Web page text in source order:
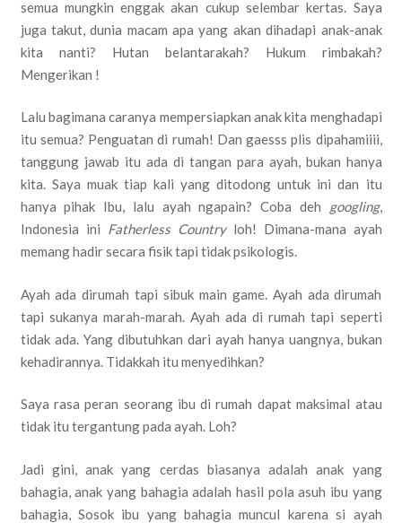
semua mungkin enggak akan cukup selembar kertas. Saya
juga takut, dunia macam apa yang akan dihadapi anak-anak
kita nanti? Hutan belantarakah? Hukum rimbakah?
Mengerikan !
Lalu bagimana caranya mempersiapkan anak kita menghadapi
itu semua? Penguatan di rumah! Dan gaesss plis dipahamiiii,
tanggung jawab itu ada di tangan para ayah, bukan hanya
kita. Saya muak tiap kali yang ditodong untuk ini dan itu
hanya pihak Ibu, lalu ayah ngapain? Coba deh googling,
Indonesia ini Fatherless Countryloh! Dimana-mana ayah
memang hadir secara fisik tapi tidak psikologis.
Ayah ada dirumah tapi sibuk main game. Ayah ada dirumah
tapi sukanya marah-marah. Ayah ada di rumah tapi seperti
tidak ada. Yang dibutuhkan dari ayah hanya uangnya, bukan
kehadirannya. Tidakkah itu menyedihkan?
Saya rasa peran seorang ibu di rumah dapat maksimal atau
tidak itu tergantung pada ayah. Loh?
Jadi gini, anak yang cerdas biasanya adalah anak yang
bahagia, anak yang bahagia adalah hasil pola asuh ibu yang
bahagia, Sosok ibu yang bahagia muncul karena si ayah